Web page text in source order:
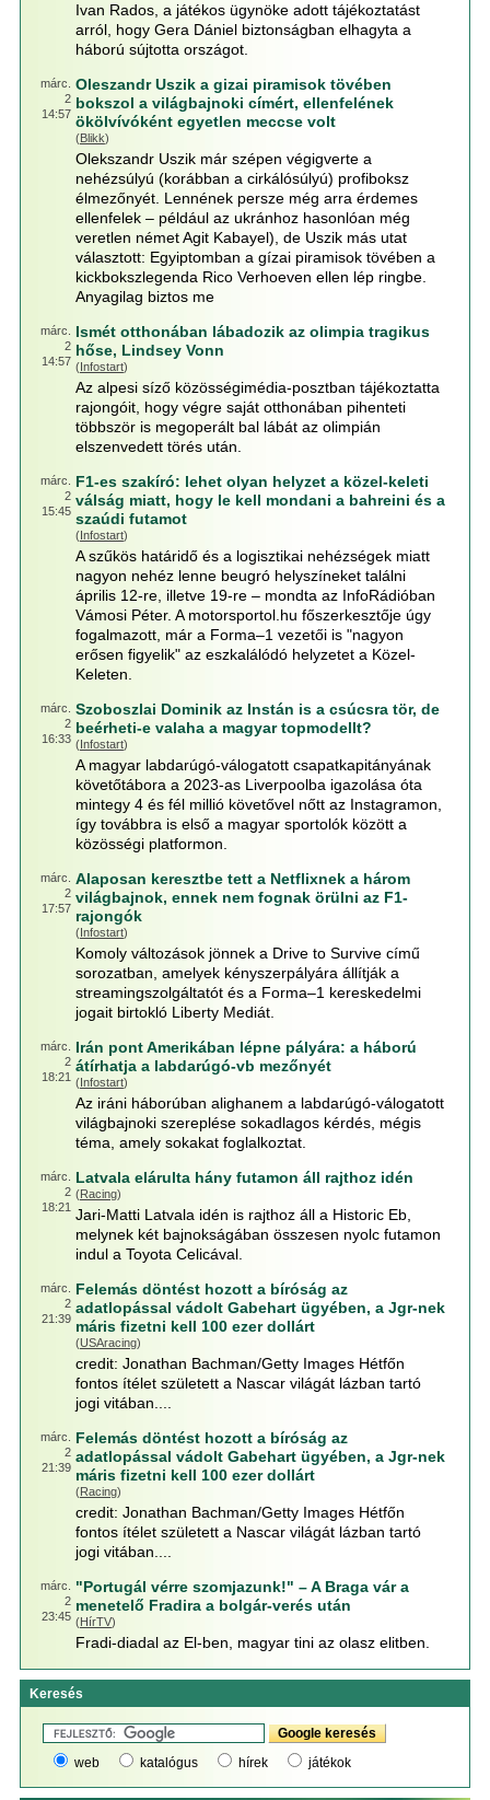
Ivan Rados, a játékos ügynöke adott tájékoztatást
arról, hogy Gera Dániel biztonságban elhagyta a
háború sújtotta országot.
márc.
2
14:57
Oleszandr Uszik a gizai piramisok tövében
bokszol a világbajnoki címért, ellenfelének
ökölvívóként egyetlen meccse volt
(Blikk)
Olekszandr Uszik már szépen végigverte a
nehézsúlyú (korábban a cirkálósúlyú) profiboksz
élmezőnyét. Lennének persze még arra érdemes
ellenfelek – például az ukránhoz hasonlóan még
veretlen német Agit Kabayel), de Uszik más utat
választott: Egyiptomban a gízai piramisok tövében a
kickbokszlegenda Rico Verhoeven ellen lép ringbe.
Anyagilag biztos me
márc.
2
14:57
Ismét otthonában lábadozik az olimpia tragikus
hőse, Lindsey Vonn
(Infostart)
Az alpesi síző közösségimédia-posztban tájékoztatta
rajongóit, hogy végre saját otthonában pihenteti
többször is megoperált bal lábát az olimpián
elszenvedett törés után.
márc.
2
15:45
F1-es szakíró: lehet olyan helyzet a közel-keleti
válság miatt, hogy le kell mondani a bahreini és a
szaúdi futamot
(Infostart)
A szűkös határidő és a logisztikai nehézségek miatt
nagyon nehéz lenne beugró helyszíneket találni
április 12-re, illetve 19-re – mondta az InfoRádióban
Vámosi Péter. A motorsportol.hu főszerkesztője úgy
fogalmazott, már a Forma–1 vezetői is "nagyon
erősen figyelik" az eszkalálódó helyzetet a Közel-
Keleten.
márc.
2
16:33
Szoboszlai Dominik az Instán is a csúcsra tör, de
beérheti-e valaha a magyar topmodellt?
(Infostart)
A magyar labdarúgó-válogatott csapatkapitányának
követőtábora a 2023-as Liverpoolba igazolása óta
mintegy 4 és fél millió követővel nőtt az Instagramon,
így továbbra is első a magyar sportolók között a
közösségi platformon.
márc.
2
17:57
Alaposan keresztbe tett a Netflixnek a három
világbajnok, ennek nem fognak örülni az F1-
rajongók
(Infostart)
Komoly változások jönnek a Drive to Survive című
sorozatban, amelyek kényszerpályára állítják a
streamingszolgáltatót és a Forma–1 kereskedelmi
jogait birtokló Liberty Mediát.
márc.
2
18:21
Irán pont Amerikában lépne pályára: a háború
átírhatja a labdarúgó-vb mezőnyét
(Infostart)
Az iráni háborúban alighanem a labdarúgó-válogatott
világbajnoki szereplése sokadlagos kérdés, mégis
téma, amely sokakat foglalkoztat.
márc.
2
18:21
Latvala elárulta hány futamon áll rajthoz idén
(Racing)
Jari-Matti Latvala idén is rajthoz áll a Historic Eb,
melynek két bajnokságában összesen nyolc futamon
indul a Toyota Celicával.
márc.
2
21:39
Felemás döntést hozott a bíróság az
adatlopással vádolt Gabehart ügyében, a Jgr-nek
máris fizetni kell 100 ezer dollárt
(USAracing)
credit: Jonathan Bachman/Getty Images Hétfőn
fontos ítélet született a Nascar világát lázban tartó
jogi vitában....
márc.
2
21:39
Felemás döntést hozott a bíróság az
adatlopással vádolt Gabehart ügyében, a Jgr-nek
máris fizetni kell 100 ezer dollárt
(Racing)
credit: Jonathan Bachman/Getty Images Hétfőn
fontos ítélet született a Nascar világát lázban tartó
jogi vitában....
márc.
2
23:45
"Portugál vérre szomjazunk!" – A Braga vár a
menetelő Fradira a bolgár-verés után
(HírTV)
Fradi-diadal az El-ben, magyar tini az olasz elitben.
Keresés
web katalógus hírek játékok